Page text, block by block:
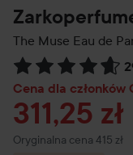
The Muse Eau de
Przejdź do
Cena dla członków
311,25 zł
Oryginalna cena 415 zł
Cena regularna 415 zł